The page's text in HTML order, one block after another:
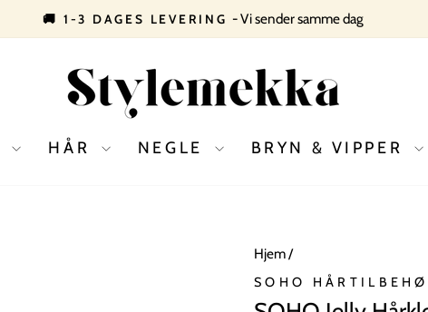
Pause
slideshow
🚚 1-3 DAGES LEVERING - Vi sender samme dag
HÅR NEGLE BRYN & VIPPER
Hjem/
SOHO